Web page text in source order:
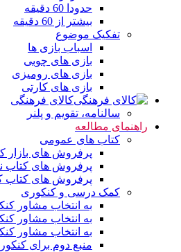
حدودا 60 دقیقه
بیشتر از 60 دقیقه
تفکیک موضوع
اسباب بازی ها
بازی های چوبی
بازی های رومیزی
بازی های کارتی
کالای فرهنگی
سالنامه، تقویم و پلنر
راهنمای مطالعه
کتاب های عمومی
پرفروش های بازار
پرفروش های کتاب
پرفروش های کتاب
کمک درسی و کنکوری
به انتخاب مشاور
به انتخاب مشاور
به انتخاب مشاور
منبع دوم برای کنکور